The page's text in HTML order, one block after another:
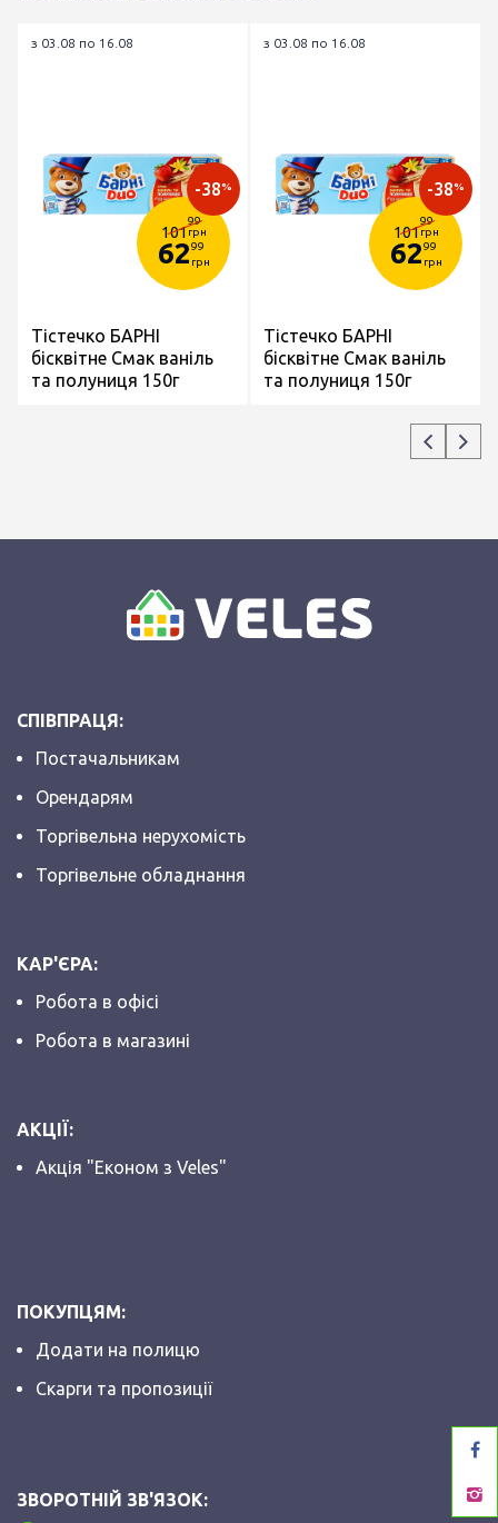
з 03.08 по 16.08
101
99
грн
6299
грн
-38%
Тістечко БАРНІ
бісквітне Смак ваніль
та полуниця 150г
з 03.08 по 16.08
101
99
грн
6299
грн
-38%
Тістечко БАРНІ
бісквітне Смак ваніль
та полуниця 150г
СПІВПРАЦЯ:
Постачальникам
Орендарям
Торгівельна нерухомість
Торгівельне обладнання
КАР'ЄРА:
Робота в офісі
Робота в магазині
АКЦІЇ:
Акція "Економ з Veles"
ПОКУПЦЯМ:
Додати на полицю
Скарги та пропозиції
ЗВОРОТНІЙ ЗВ'ЯЗОК: